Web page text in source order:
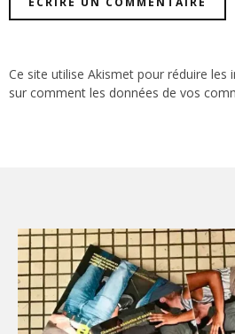
Ce site utilise Akismet pour réduire les
sur comment les données de vos